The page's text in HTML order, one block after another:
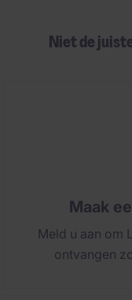
Niet de
Maak
Meld u aan om
ontvangen